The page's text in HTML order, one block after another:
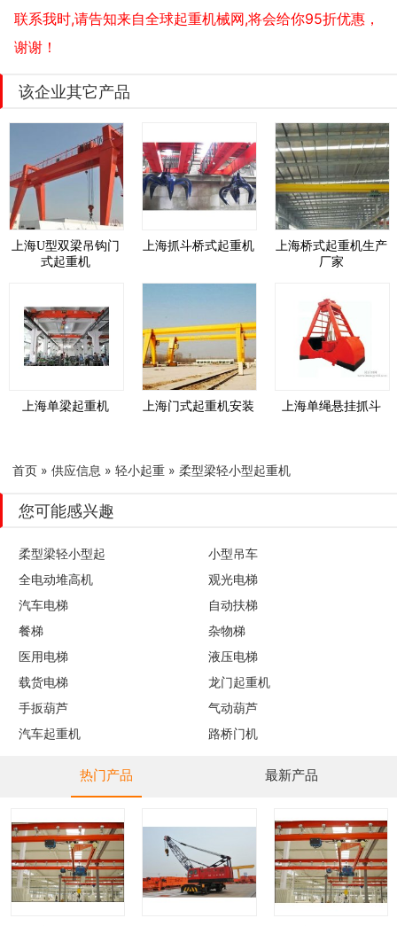
联系我时,请告知来自全球起重机械网,将会给你95折优惠，
谢谢！
该企业其它产品
上海U型双梁吊钩门
式起重机
上海抓斗桥式起重机
上海桥式起重机生产
厂家
上海单梁起重机 上海门式起重机安装 上海单绳悬挂抓斗
首页 » 供应信息 » 轻小起重 » 柔型梁轻小型起重机
您可能感兴趣
柔型梁轻小型起
小型吊车
全电动堆高机
观光电梯
汽车电梯
自动扶梯
餐梯
杂物梯
医用电梯
液压电梯
载货电梯
龙门起重机
手扳葫芦
气动葫芦
汽车起重机
路桥门机
热门产品 最新产品